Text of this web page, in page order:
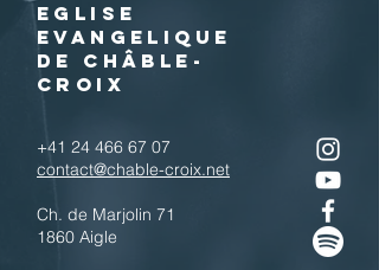
EGLISE
EVANGELIQUE
DE CHÂBLE-
CROIX
+41 24 466 67 07
contact@chable-croix.net
Ch. de Marjolin 71
1860 Aigle